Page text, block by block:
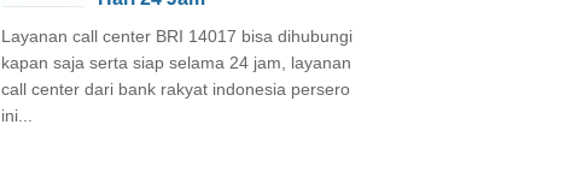
Layanan call center BRI 14017 bisa dihubungi
kapan saja serta siap selama 24 jam, layanan
call center dari bank rakyat indonesia persero
ini...